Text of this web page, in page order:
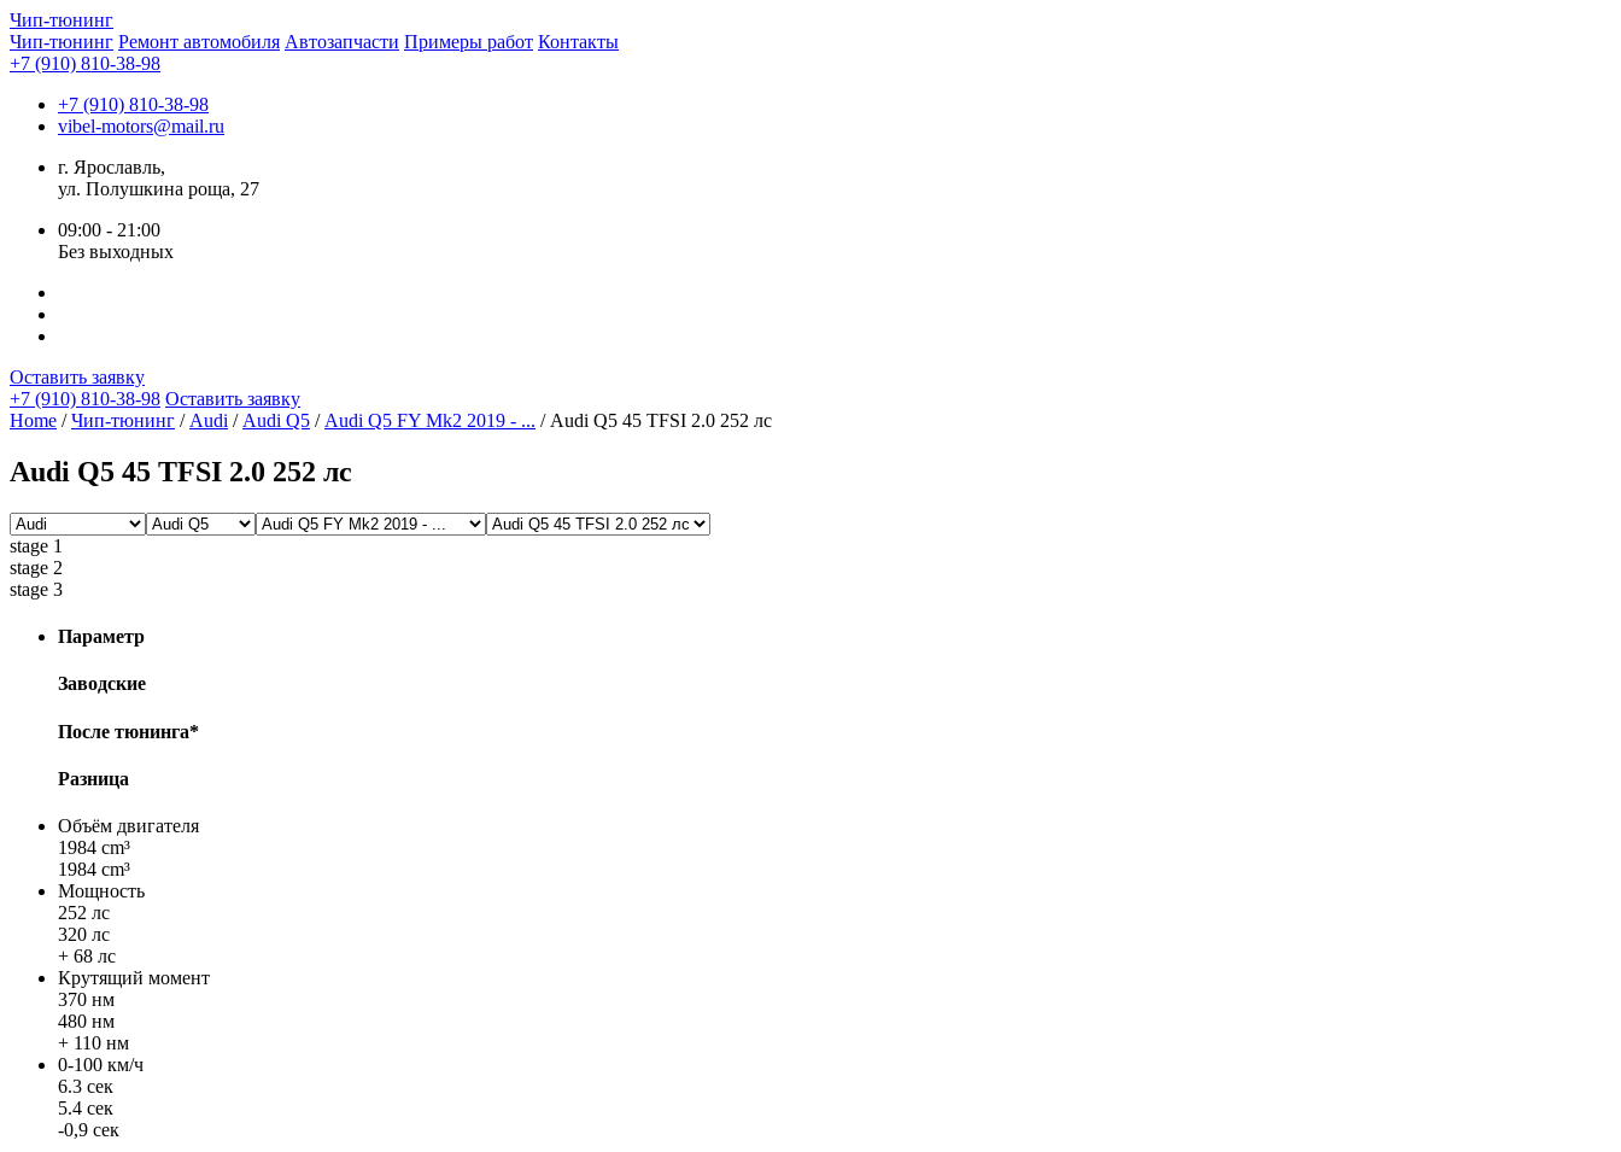
Чип-тюнинг
Чип-тюнинг Ремонт автомобиля Автозапчасти Примеры работ Контакты
+7 (910) 810-38-98
+7 (910) 810-38-98
vibel-motors@mail.ru
г. Ярославль,
ул. Полушкина роща, 27
09:00 - 21:00
Без выходных
Оставить заявку
+7 (910) 810-38-98 Оставить заявку
Home /Чип-тюнинг / Audi / Audi Q5 / Audi Q5 FY Mk2 2019 - ... / Audi Q5 45 TFSI 2.0 252 лс
Audi Q5 45 TFSI 2.0 252 лс
stage 1
stage 2
stage 3
Параметр
Заводские
После тюнинга*
Разница
Объём двигателя
1984 cm³
1984 cm³
Мощность
252 лс
320 лс
+ 68 лс
Крутящий момент
370 нм
480 нм
+ 110 нм
0-100 км/ч
6.3 сек
5.4 сек
-0,9 сек